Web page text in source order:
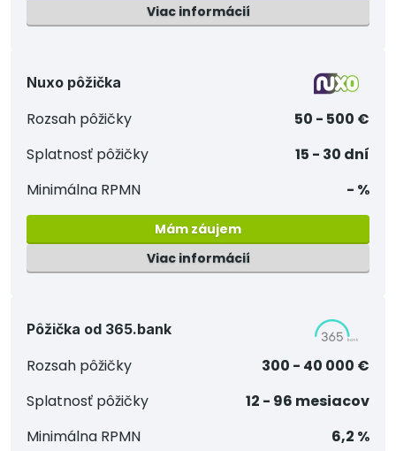
Viac informácií
Nuxo pôžička
Rozsah pôžičky
50 - 500 €
Splatnosť pôžičky
15 - 30 dní
Minimálna RPMN
- %
Mám záujem
Viac informácií
Pôžička od 365.bank
Rozsah pôžičky
300 - 40 000 €
Splatnosť pôžičky
12 - 96 mesiacov
Minimálna RPMN
6,2 %